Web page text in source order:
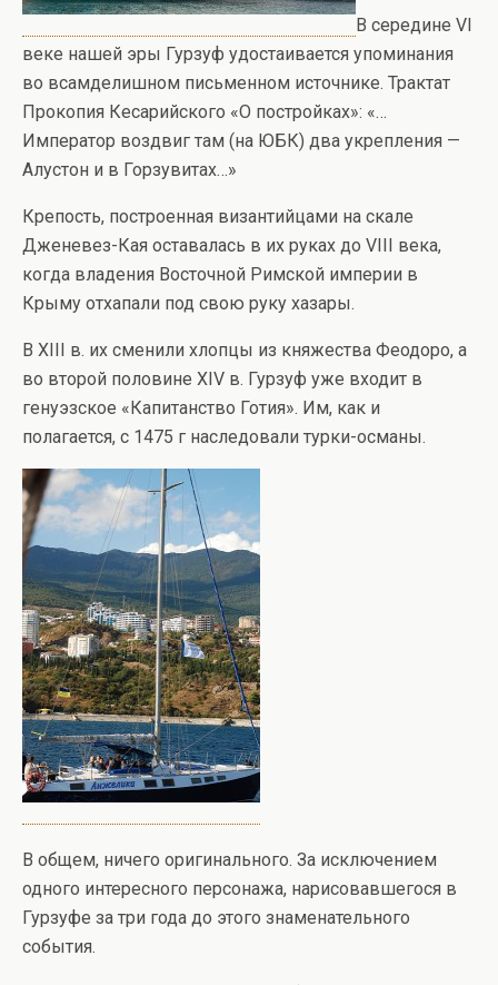
В середине VI
веке нашей эры Гурзуф удостаивается упоминания
во всамделишном письменном источнике. Трактат
Прокопия Кесарийского «О постройках»: «…
Император воздвиг там (на ЮБК) два укрепления —
Алустон и в Горзувитах…»
Крепость, построенная византийцами на скале
Дженевез-Кая оставалась в их руках до VIII века,
когда владения Восточной Римской империи в
Крыму отхапали под свою руку хазары.
В XIII в. их сменили хлопцы из княжества Феодоро, а
во второй половине XIV в. Гурзуф уже входит в
генуэзское «Капитанство Готия». Им, как и
полагается, с 1475 г наследовали турки-османы.
В общем, ничего оригинального. За исключением
одного интересного персонажа, нарисовавшегося в
Гурзуфе за три года до этого знаменательного
события.